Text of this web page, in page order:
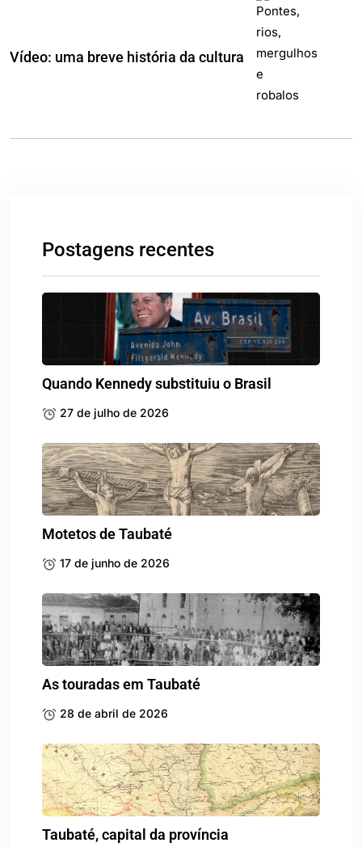
Vídeo: uma breve história da cultura
Postagens recentes
Quando Kennedy substituiu o Brasil
27 de julho de 2026
Motetos de Taubaté
17 de junho de 2026
As touradas em Taubaté
28 de abril de 2026
Taubaté, capital da província